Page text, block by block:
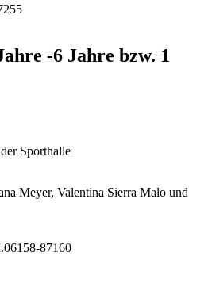
-6 Jahre bzw. 1
Sporthalle
Meyer, Valentina Sierra Malo und
87160